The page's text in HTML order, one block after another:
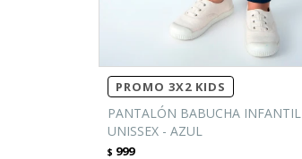
PROMO 3X2 KIDS
PANTALÓN BABUCHA INFANTIL
UNISSEX - AZUL
$ 999